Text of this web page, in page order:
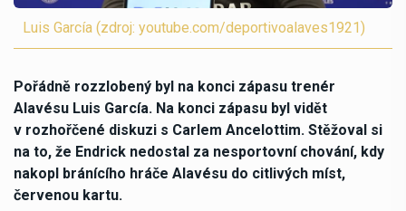
Luis García (zdroj: youtube.com/deportivoalaves1921)
Pořádně rozzlobený byl na konci zápasu trenér
Alavésu Luis García. Na konci zápasu byl vidět
v rozhořčené diskuzi s Carlem Ancelottim. Stěžoval si
na to, že Endrick nedostal za nesportovní chování, kdy
nakopl bránícího hráče Alavésu do citlivých míst,
červenou kartu.